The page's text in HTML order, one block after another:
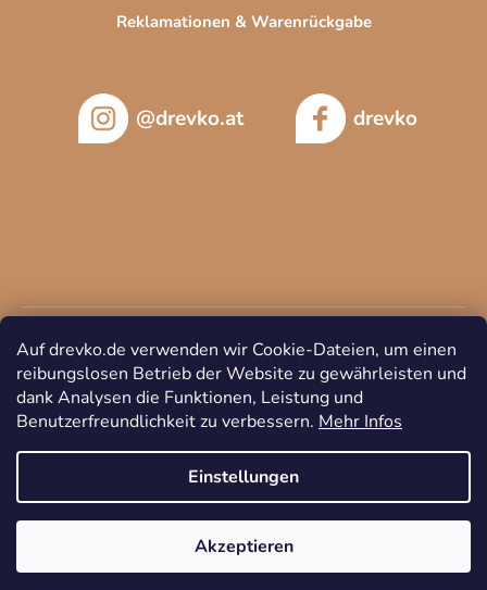
Auf drevko.de verwenden wir Cookie-Dateien, um einen
reibungslosen Betrieb der Website zu gewährleisten und
dank Analysen die Funktionen, Leistung und
Benutzerfreundlichkeit zu verbessern. Mehr Infos
Einstellungen
Akzeptieren
Reklamationen & Warenrückgabe
@drevko.at drevko
Erstellt von Shoptet
Copyright 2026DREVKO. Alle Rechte vorbehalten.